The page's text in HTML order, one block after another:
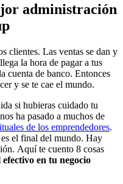
administración
clientes. Las ventas se dan y
la hora de pagar a tus
cuenta de banco. Entonces
y se te cae el mundo.
si hubieras cuidado tu
ha pasado a muchos de
de los emprendedores.
el final del mundo. Hay
Aquí te cuento 8 cosas
en tu negocio